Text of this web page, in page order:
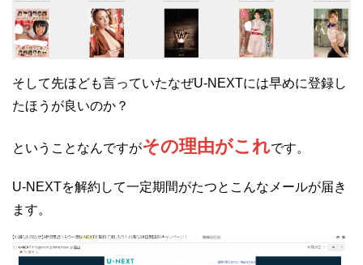
そして先ほども言っていたなぜU-NEXTには早めに登録し
たほうが良いのか？
ということなんですがその理由がこれです。
U-NEXTを解約して一定期間がたつとこんなメールが届き
ます。